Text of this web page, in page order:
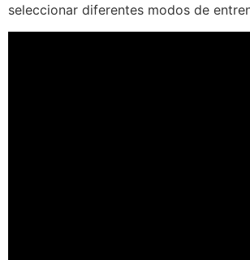
seleccionar diferentes modos de